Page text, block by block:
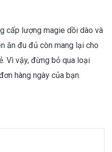
cấp lượng magie dồi dào và
ăn đu đủ còn mang lại cho
Vì vậy, đừng bỏ qua loại
hàng ngày của bạn.